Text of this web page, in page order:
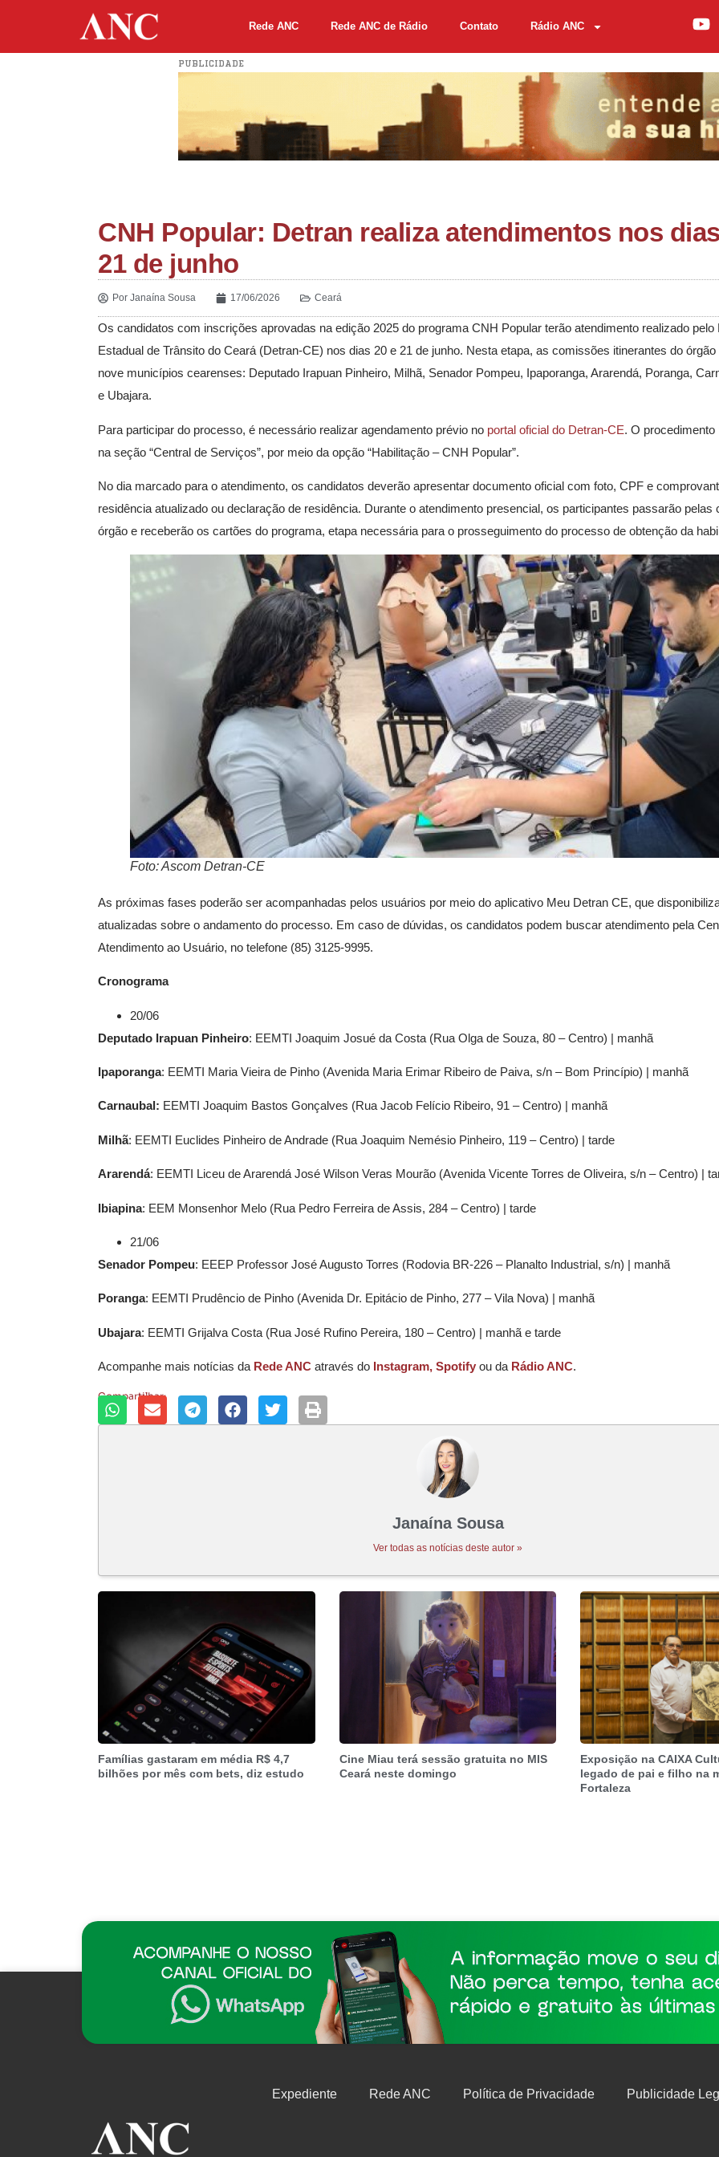
Rede ANC Rede ANC de Rádio Contato Rádio ANC
PUBLICIDADE
CNH Popular: Detran realiza atendimentos nos
21 de junho
Por Janaína Sousa 17/06/2026 Ceará
Os candidatos com inscrições aprovadas na edição 2025 do programa CNH Popular terão atendimento realizado pelo
Estadual de Trânsito do Ceará (Detran-CE) nos dias 20 e 21 de junho. Nesta etapa, as comissões itinerantes do
nove municípios cearenses: Deputado Irapuan Pinheiro, Milhã, Senador Pompeu, Ipaporanga, Ararendá, Poranga,
e Ubajara.
Para participar do processo, é necessário realizar agendamento prévio no portal oficial do Detran-CE. O procedimento
na seção “Central de Serviços”, por meio da opção “Habilitação – CNH Popular”.
No dia marcado para o atendimento, os candidatos deverão apresentar documento oficial com foto, CPF e
residência atualizado ou declaração de residência. Durante o atendimento presencial, os participantes passarão pelas
órgão e receberão os cartões do programa, etapa necessária para o prosseguimento do processo de obtenção da
Foto: Ascom Detran-CE
As próximas fases poderão ser acompanhadas pelos usuários por meio do aplicativo Meu Detran CE, que
atualizadas sobre o andamento do processo. Em caso de dúvidas, os candidatos podem buscar atendimento pela
Atendimento ao Usuário, no telefone (85) 3125-9995.
Cronograma
20/06
Deputado Irapuan Pinheiro: EEMTI Joaquim Josué da Costa (Rua Olga de Souza, 80 – Centro) | manhã
Ipaporanga: EEMTI Maria Vieira de Pinho (Avenida Maria Erimar Ribeiro de Paiva, s/n – Bom Princípio) | manhã
Carnaubal: EEMTI Joaquim Bastos Gonçalves (Rua Jacob Felício Ribeiro, 91 – Centro) | manhã
Milhã: EEMTI Euclides Pinheiro de Andrade (Rua Joaquim Nemésio Pinheiro, 119 – Centro) | tarde
Ararendá: EEMTI Liceu de Ararendá José Wilson Veras Mourão (Avenida Vicente Torres de Oliveira, s/n – Centro) |
Ibiapina: EEM Monsenhor Melo (Rua Pedro Ferreira de Assis, 284 – Centro) | tarde
21/06
Senador Pompeu: EEEP Professor José Augusto Torres (Rodovia BR-226 – Planalto Industrial, s/n) | manhã
Poranga: EEMTI Prudêncio de Pinho (Avenida Dr. Epitácio de Pinho, 277 – Vila Nova) | manhã
Ubajara: EEMTI Grijalva Costa (Rua José Rufino Pereira, 180 – Centro) | manhã e tarde
Acompanhe mais notícias da Rede ANC através do Instagram, Spotify ou da Rádio ANC.
Compartilhar:
Janaína Sousa
Ver todas as notícias deste autor »
Famílias gastaram em média R$ 4,7
bilhões por mês com bets, diz estudo
Cine Miau terá sessão gratuita no MIS
Ceará neste domingo
Exposição na CAIXA
legado de pai e filho na
Fortaleza
Expediente Rede ANC Política de Privacidade Publicidade